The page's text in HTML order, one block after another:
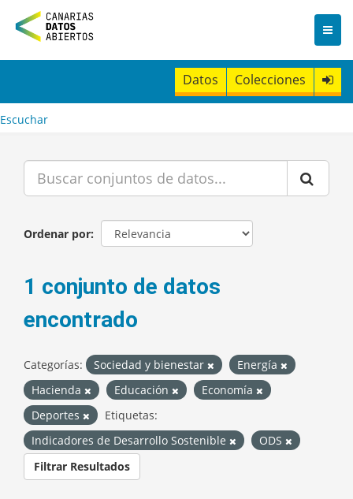
n
t
Datos Colecciones
Escuchar
Ordenar por
1 conjunto de datos
encontrado
Categorías: Sociedad y bienestar
Energía
Hacienda
Educación
Economía
Deportes
Etiquetas:
Indicadores de Desarrollo Sostenible
ODS
Filtrar Resultados